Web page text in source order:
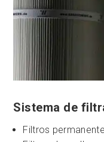
Sistema de
Filtros